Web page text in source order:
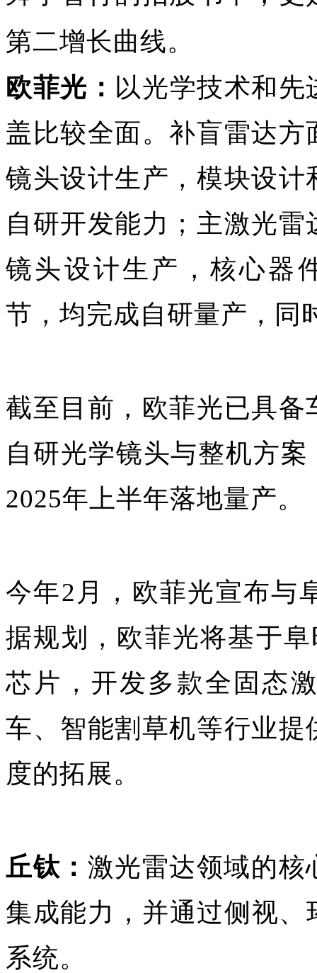
第二增长曲线。
欧菲光： 以光学技术和先
盖比较全面。补盲雷达
镜头设计生产，模块设
自研开发能力；主激光
镜头设计生产，核心器
节，均完成自研量产，同
截至目前，欧菲光已具
自研光学镜头与整机方
2025年上半年落地量产。
今年2月，欧菲光宣布与
据规划，欧菲光将基于
芯片，开发多款全固态
车、智能割草机等行业
度的拓展。
丘钛： 激光雷达领域的核
集成能力‌，并通过侧视
系统。